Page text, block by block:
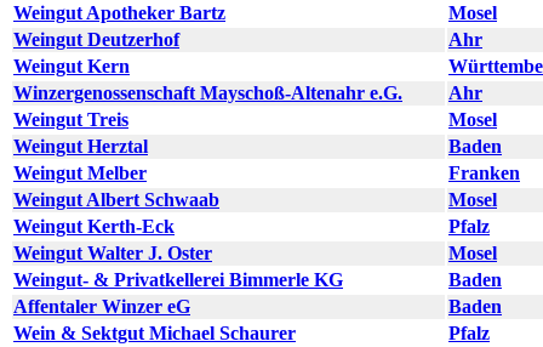
Weingut Apotheker Bartz
Mosel
Weingut Deutzerhof
Ahr
Weingut Kern
Winzergenossenschaft Mayschoß-Altenahr e.G.
Ahr
Weingut Treis
Mosel
Weingut Herztal
Baden
Weingut Melber
Franken
Weingut Albert Schwaab
Mosel
Weingut Kerth-Eck
Pfalz
Weingut Walter J. Oster
Mosel
Weingut- & Privatkellerei Bimmerle KG
Baden
Affentaler Winzer eG
Baden
Wein & Sektgut Michael Schaurer
Pfalz